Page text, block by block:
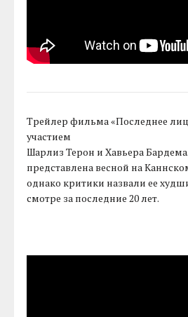
Трейлер фильма «Последнее
участием
Шарлиз Терон и Хавьера
представлена весной на
однако критики назвали ее
смотре за последние 20 лет.